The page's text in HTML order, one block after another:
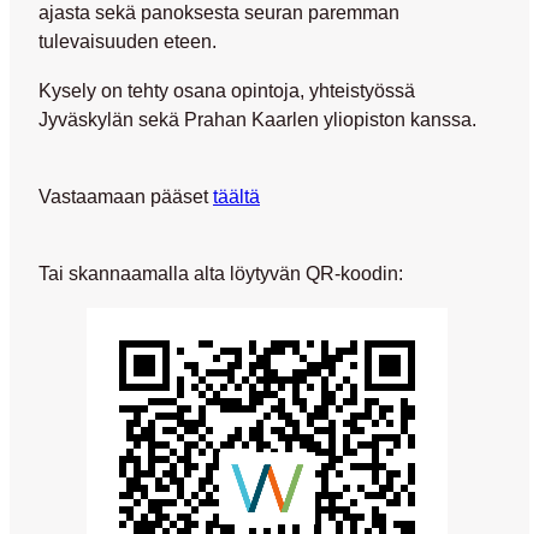
ajasta sekä panoksesta seuran paremman
tulevaisuuden eteen.
Kysely on tehty osana opintoja, yhteistyössä
Jyväskylän sekä Prahan Kaarlen yliopiston kanssa.
Vastaamaan pääsettäältä
Tai skannaamalla alta löytyvän QR-koodin: